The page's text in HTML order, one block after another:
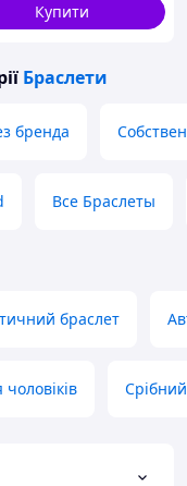
Купити
Браслети
бренда
Все Браслеты
браслет